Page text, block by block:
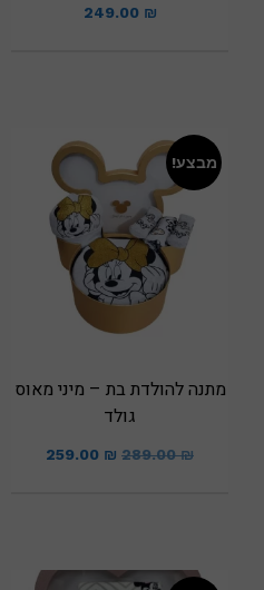
249.00 ₪
מבצע!
מתנה להולדת בת – מיני מאוס
גולד
289.00₪
259.00 ₪